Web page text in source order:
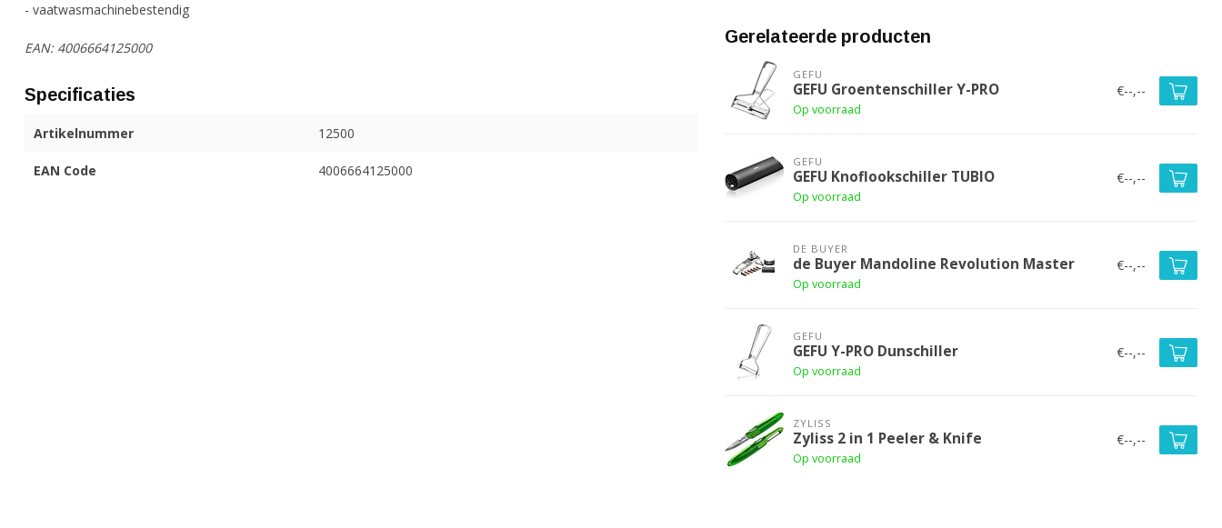
- vaatwasmachinebestendig
EAN: 4006664125000
Specificaties
Artikelnummer 12500
EAN Code 4006664125000
Gerelateerde producten
GEFU
GEFU Groentenschiller Y-PRO
Op voorraad
€--,--
GEFU
GEFU Knoflookschiller TUBIO
Op voorraad
€--,--
DE BUYER
de Buyer Mandoline Revolution Master
Op voorraad
€--,--
GEFU
GEFU Y-PRO Dunschiller
Op voorraad
€--,--
ZYLISS
Zyliss 2 in 1 Peeler & Knife
Op voorraad
€--,--